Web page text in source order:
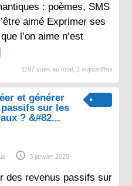
: poèmes, SMS
aimé Exprimer ses
l’on aime n’est
1197 vues au total, 2 aujourd'hui
et générer
sur les
? &#82...
3 janvier 2025
des revenus passifs sur